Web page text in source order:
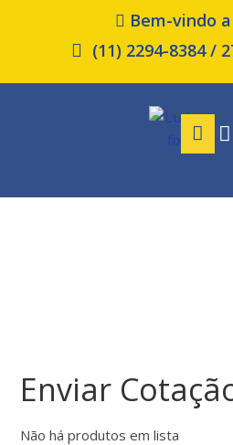
Bem-vindo
(11) 2294-8384 /
Enviar
Não há produtos em lista